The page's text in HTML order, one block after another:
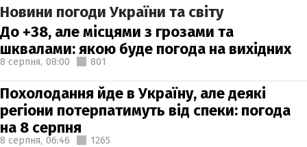
Новини погоди України та світу
До +38, але місцями з грозами та
шквалами: якою буде погода на вихідних
8 серпня, 08:00 801
Похолодання йде в Україну, але деякі
регіони потерпатимуть від спеки: погода
на 8 серпня
8 серпня, 06:46 1265